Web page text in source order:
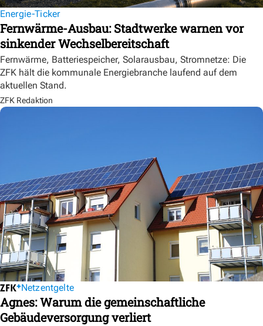
Energie-Ticker
Fernwärme-Ausbau: Stadtwerke warnen vor
sinkender Wechselbereitschaft
Fernwärme, Batteriespeicher, Solarausbau, Stromnetze: Die
ZFK hält die kommunale Energiebranche laufend auf dem
aktuellen Stand.
ZFK Redaktion
Netzentgelte
Agnes: Warum die gemeinschaftliche
Gebäudeversorgung verliert